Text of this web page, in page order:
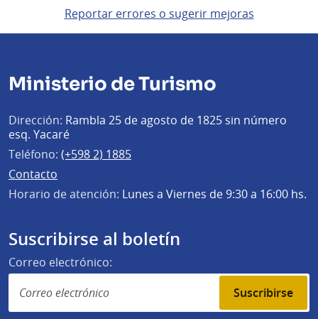
Reportar errores o sugerir mejoras
Ministerio de Turismo
Dirección: Rambla 25 de agosto de 1825 sin número
esq. Yacaré
Teléfono: (+598 2) 1885
Contacto
Horario de atención: Lunes a Viernes de 9:30 a 16:00 hs.
Suscribirse al boletín
Correo electrónico:
Suscribirse